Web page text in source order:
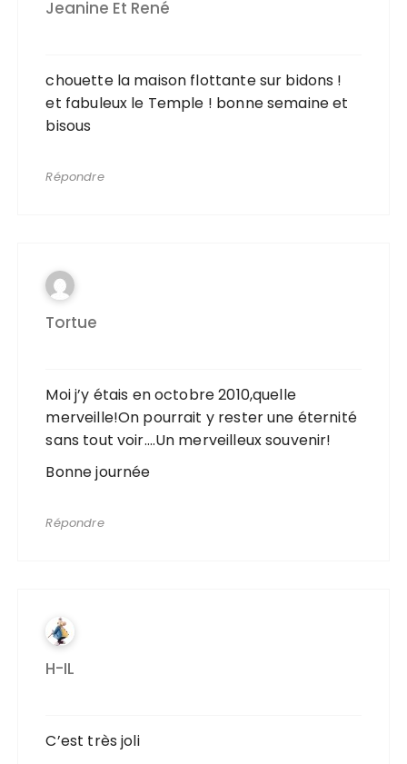
Jeanine Et René
chouette la maison flottante sur bidons !
et fabuleux le Temple ! bonne semaine et
bisous
Répondre
Tortue
Moi j’y étais en octobre 2010,quelle
merveille!On pourrait y rester une éternité
sans tout voir….Un merveilleux souvenir!
Bonne journée
Répondre
H-IL
C’est très joli